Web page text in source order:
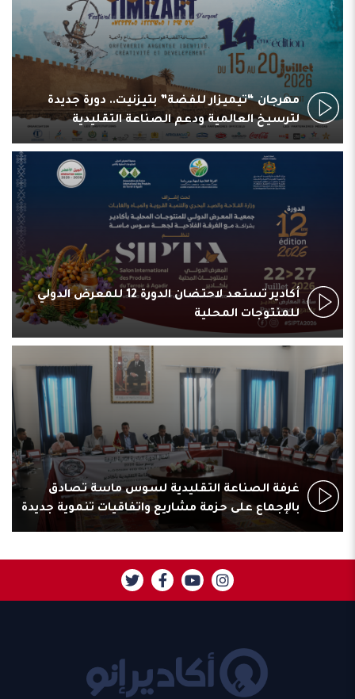
مهرجان “تيميزار للفضة” بتيزنيت.. دورة جديدة
لترسيخ العالمية ودعم الصناعة التقليدية
أكادير تستعد لاحتضان الدورة 12 للمعرض الدولي
للمنتوجات المحلية
غرفة الصناعة التقليدية لسوس ماسة تصادق
بالإجماع على حزمة مشاريع واتفاقيات تنموية جديدة